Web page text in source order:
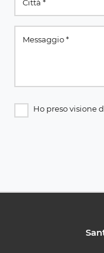
Ho preso visione